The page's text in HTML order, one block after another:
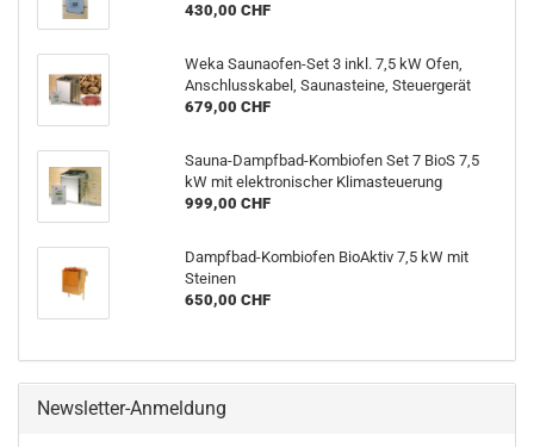
430,00 CHF
Weka Saunaofen-Set 3 inkl. 7,5 kW Ofen,
Anschlusskabel, Saunasteine, Steuergerät
679,00 CHF
Sauna-Dampfbad-Kombiofen Set 7 BioS 7,5
kW mit elektronischer Klimasteuerung
999,00 CHF
Dampfbad-Kombiofen BioAktiv 7,5 kW mit
Steinen
650,00 CHF
Newsletter-Anmeldung